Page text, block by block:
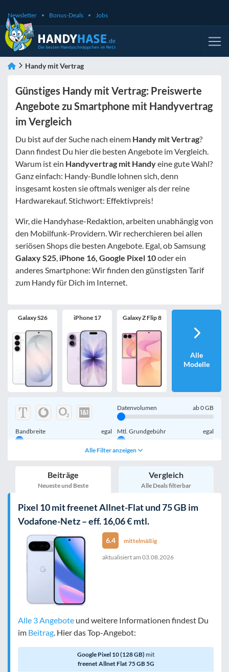
Newsletter Bonus-Deals Jobs
Handy mit Vertrag
Günstiges Handy mit Vertrag: Preiswerte
Angebote zu Smartphone mit Handyvertrag
im Vergleich
Du bist auf der Suche nach einem Handy mit Vertrag?
Dann findest Du hier die besten Angebote im Vergleich.
Warum ist ein Handyvertrag mit Handyeine gute Wahl?
Ganz einfach: Handy-Bundle lohnen sich, denn
insgesamt kosten sie oftmals weniger als der reine
Hardwarekauf. Stichwort: Effektivpreis!
Wir, die Handyhase-Redaktion, arbeiten unabhängig von
den Mobilfunk-Providern. Wir recherchieren bei allen
seriösen Shops die besten Angebote. Egal, ob Samsung
Galaxy S25, iPhone 16, Google Pixel 10oder ein
anderes Smartphone: Wir finden den günstigsten Tarif
zum Handy für Dich im Internet.
Galaxy S26 iPhone 17 Galaxy Z Flip 8
Alle
Modelle
Datenvolumen ab0GB
Bandbreite egal Mtl. Grundgebühr egal
egal
inkl. Young-Tarife
nur 5G-Tarife inkl. Kombi-Tarife
mobile Festnetznummer
Handy-Speicher
Bewertung egal
Alle Filter anzeigen
Beiträge
Neueste und Beste
Vergleich
Alle Deals filterbar
Pixel 10 mit freenet Allnet-Flat und 75 GB im
Vodafone-Netz – eff. 16,06 € mtl.
6.4 mittelmäßig
aktualisiert am 03.08.2026
Alle 3 Angebote und weitere Informationen findest Du
im Beitrag . Hier das Top-Angebot:
Google Pixel 10 (128 GB) mit
freenet Allnet Flat 75 GB 5G